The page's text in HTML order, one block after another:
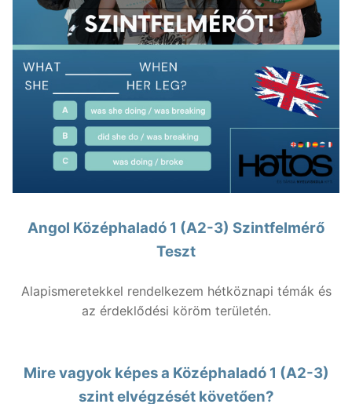
Angol Középhaladó 1 (A2-3) Szintfelmérő
Teszt
Alapismeretekkel rendelkezem hétköznapi témák és
az érdeklődési köröm területén.
Mire vagyok képes a Középhaladó 1 (A2-3)
szint elvégzését követően?